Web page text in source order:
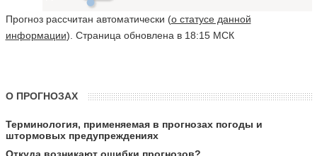
Прогноз рассчитан автоматически (о статусе данной
информации). Страница обновлена в 18:15 МСК
О ПРОГНОЗАХ
Терминология, применяемая в прогнозах погоды и
штормовых предупреждениях
Откуда возникают ошибки прогнозов?